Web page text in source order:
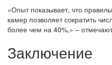
«Опыт показывает, что
камер позволяет сократить
более чем на 40%,» –
Заключение